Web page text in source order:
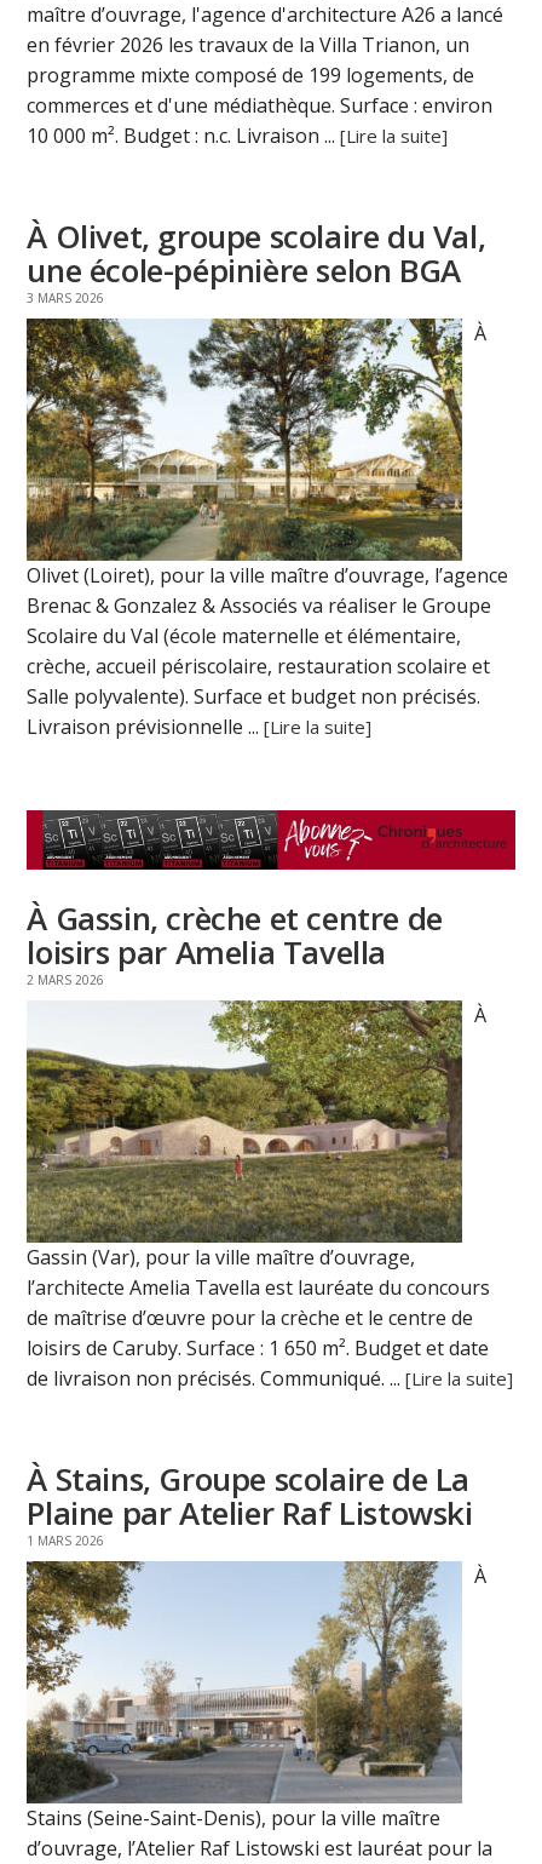
maître d’ouvrage, l'agence d'architecture A26 a lancé
en février 2026 les travaux de la Villa Trianon, un
programme mixte composé de 199 logements, de
commerces et d'une médiathèque. Surface : environ
10 000 m². Budget : n.c. Livraison ...[Lire la suite]
À Olivet, groupe scolaire du Val,
une école-pépinière selon BGA
3 MARS 2026
À
Olivet (Loiret), pour la ville maître d’ouvrage, l’agence
Brenac & Gonzalez & Associés va réaliser le Groupe
Scolaire du Val (école maternelle et élémentaire,
crèche, accueil périscolaire, restauration scolaire et
Salle polyvalente). Surface et budget non précisés.
Livraison prévisionnelle ...[Lire la suite]
À Gassin, crèche et centre de
loisirs par Amelia Tavella
2 MARS 2026
À
Gassin (Var), pour la ville maître d’ouvrage,
l’architecte Amelia Tavella est lauréate du concours
de maîtrise d’œuvre pour la crèche et le centre de
loisirs de Caruby. Surface : 1 650 m². Budget et date
de livraison non précisés. Communiqué. ...[Lire la suite]
À Stains, Groupe scolaire de La
Plaine par Atelier Raf Listowski
1 MARS 2026
À
Stains (Seine-Saint-Denis), pour la ville maître
d’ouvrage, l’Atelier Raf Listowski est lauréat pour la